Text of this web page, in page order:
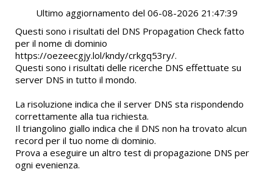
Ultimo aggiornamento del 06-08-2026 21:47:39
Questi sono i risultati del DNS Propagation Check fatto
per il nome di dominio
https://oezeecgjy.lol/kndy/crkgq53ry/.
Questi sono i risultati delle ricerche DNS effettuate su
server DNS in tutto il mondo.
La risoluzione indica che il server DNS sta rispondendo
correttamente alla tua richiesta.
Il triangolino giallo indica che il DNS non ha trovato alcun
record per il tuo nome di dominio.
Prova a eseguire un altro test di propagazione DNS per
ogni evenienza.